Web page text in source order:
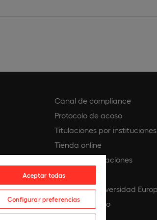
Canal de compliance
Protocolo de acoso
Titulaciones por instituciones
Tienda online
Buscando Vocaciones
Europeamedia
Fundación Universidad
Únete al equipo
Aceptar todas
Configurar preferencias